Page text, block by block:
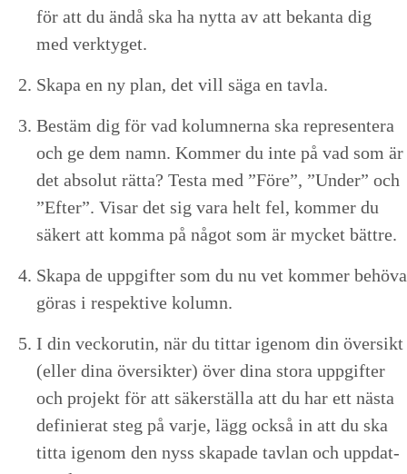
för att du ändå ska ha nyt­ta av att bekan­ta dig
med verktyget.
Ska­pa en ny plan, det vill säga en tavla.
Bestäm dig för vad kolum­n­er­na ska rep­re­sen­tera
och ge dem namn. Kom­mer du inte på vad som är
det abso­lut rät­ta? Tes­ta med ”Före”, ”Under” och
”Efter”. Vis­ar det sig vara helt fel, kom­mer du
säk­ert att kom­ma på något som är myck­et bättre.
Ska­pa de uppgifter som du nu vet kom­mer behö­va
göras i respek­tive kolumn.
I din veck­o­rutin, när du tit­tar igenom din över­sikt
(eller dina över­sik­ter) över dina sto­ra uppgifter
och pro­jekt för att säk­er­stäl­la att du har ett näs­ta
definier­at steg på var­je, lägg ock­så in att du ska
tit­ta igenom den nyss ska­pade tavlan och upp­dat­